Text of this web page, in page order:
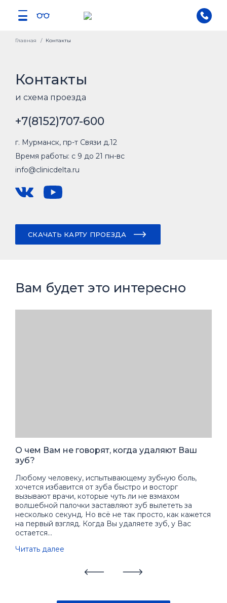
Главная Контакты
Контакты
и схема проезда
+7(8152)707-600
г. Мурманск, пр-т Связи д.12
Время работы: с 9 до 21 пн-вс
info@clinicdelta.ru
СКАЧАТЬ КАРТУ ПРОЕЗДА
Вам будет это интересно
О чем Вам не говорят, когда удаляют Ваш
зуб?
Любому человеку, испытывающему зубную боль,
хочется избавится от зуба быстро и восторг
вызывают врачи, которые чуть ли не взмахом
волшебной палочки заставляют зуб вылететь за
несколько секунд. Но всё не так просто, как кажется
на первый взгляд. Когда Вы удаляете зуб, у Вас
остается...
Читать далее